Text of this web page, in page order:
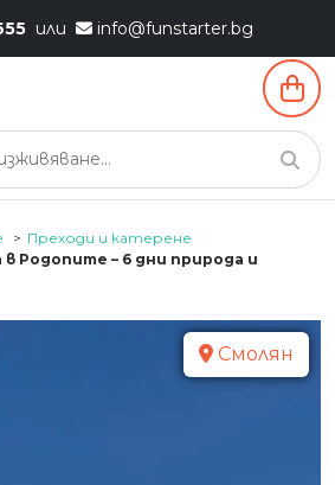
или info@funstarter.bg
Преходи и катерене
в Родопите – 6 дни природа и
Смолян